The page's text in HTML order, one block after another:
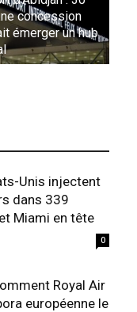
concession
émerger un hub
Unis injectent
dans 339
Miami en tête
0
Royal Air
européenne le